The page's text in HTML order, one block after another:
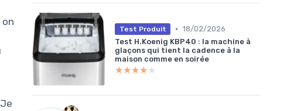
Test Produit • 18/02/2026
Test H.Koenig KBP40 : la machine à
glaçons qui tient la cadence à la
maison comme en soirée
★★★★★
★★★★★